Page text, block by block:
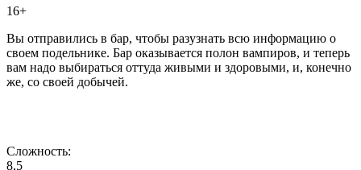
16+
Вы отправились в бар, чтобы разузнать всю информацию о
своем подельнике. Бар оказывается полон вампиров, и теперь
вам надо выбираться оттуда живыми и здоровыми, и, конечно
же, со своей добычей.
Сложность:
8,5